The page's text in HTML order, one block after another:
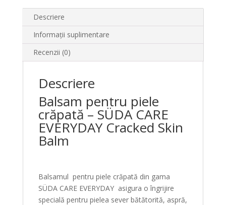
Descriere
Informații suplimentare
Recenzii (0)
Descriere
Balsam pentru piele
crăpată – SÜDA CARE
EVERYDAY Cracked Skin
Balm
Balsamul pentru piele crăpată din gama
SÜDA CARE EVERYDAY asigura o îngrijire
specială pentru pielea sever bătătorită, aspră,